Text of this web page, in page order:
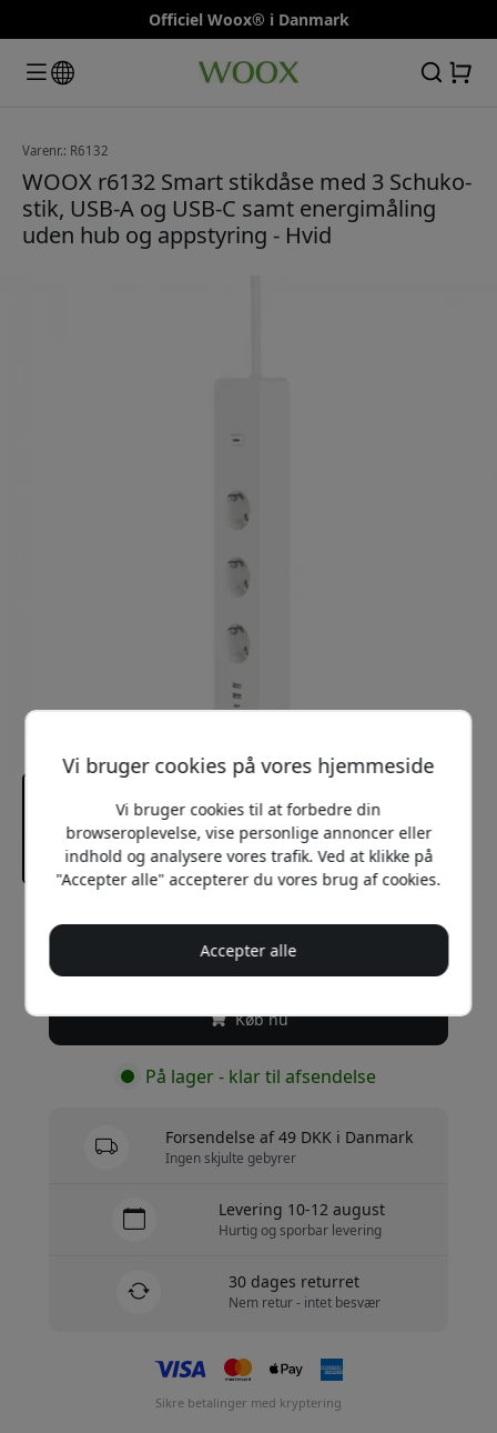
Officiel Woox® i Danmark
Varenr.: R6132
WOOX r6132 Smart stikdåse med 3 Schuko-
stik, USB-A og USB-C samt energimåling
uden hub og appstyring - Hvid
Anbefalet pris
399 DKK
Køb nu
På lager - klar til afsendelse
Forsendelse af 49 DKK i Danmark
Ingen skjulte gebyrer
Levering 10-12 august
Hurtig og sporbar levering
30 dages returret
Nem retur - intet besvær
Sikre betalinger med kryptering
Vi bruger cookies på vores hjemmeside
Vi bruger cookies til at forbedre din
browseroplevelse, vise personlige annoncer eller
indhold og analysere vores trafik. Ved at klikke på
"Accepter alle" accepterer du vores brug af cookies.
Accepter alle